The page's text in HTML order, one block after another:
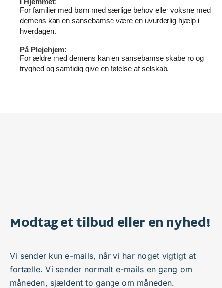
I Hjemmet:
For familier med børn med særlige behov eller voksne med
demens kan en sansebamse være en uvurderlig hjælp i
hverdagen.
På Plejehjem:
For ældre med demens kan en sansebamse skabe ro og
tryghed og samtidig give en følelse af selskab.
Modtag et tilbud eller en nyhed!
Vi sender kun e-mails, når vi har noget vigtigt at
fortælle. Vi sender normalt e-mails en gang om
måneden, sjældent to gange om måneden.